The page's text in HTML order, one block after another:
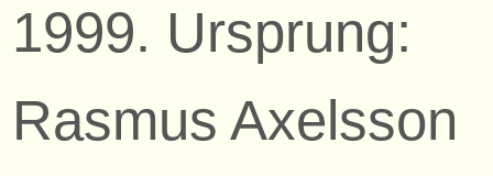
1999. Ursprung:
Rasmus Axelsson